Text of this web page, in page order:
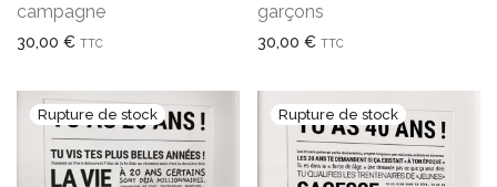
campagne
30,00 € TTC
garçons
30,00 € TTC